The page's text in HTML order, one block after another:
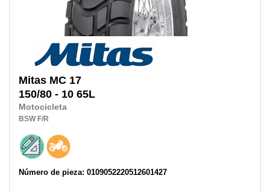
Mitas MC 17
150/80 - 10 65L
Motocicleta
BSW F/R
Número de pieza: 0109052220512601427